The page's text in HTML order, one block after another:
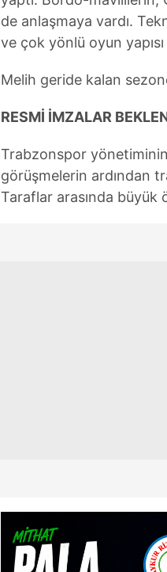
de anlaşmaya vardı.
ve çok yönlü oyun
Melih geride kalan
RESMİ İMZALAR
Trabzonspor
görüşmelerin ardından
Taraflar arasında büyük